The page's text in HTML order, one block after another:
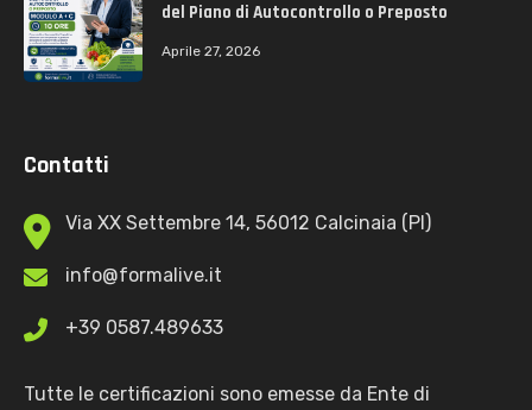
del Piano di Autocontrollo o Preposto
Aprile 27, 2026
Contatti
Via XX Settembre 14, 56012 Calcinaia (PI)
info@formalive.it
+39 0587.489633
Tutte le certificazioni sono emesse da Ente di